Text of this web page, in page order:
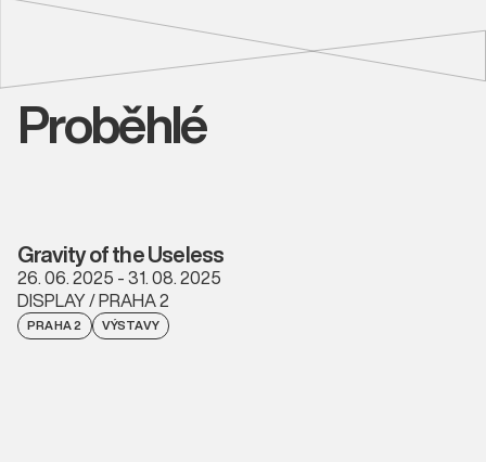
Proběhlé
Gravity of the Useless
26. 06. 2025 - 31. 08. 2025
DISPLAY / PRAHA 2
PRAHA 2 VÝSTAVY